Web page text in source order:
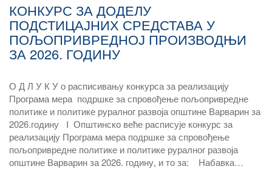
КОНКУРС ЗА ДОДЕЛУ
ПОДСТИЦАЈНИХ СРЕДСТАВА У
ПОЉОПРИВРЕДНОЈ ПРОИЗВОДЊИ
ЗА 2026. ГОДИНУ
О Д Л У К У о расписивању конкурса за реализацију
Програма мера подршке за спровођење пољопривредне
политике и политике руралног развоја општине Варварин за
2026.годину I Општинско веће расписује конкурс за
реализацију Програма мера подршке за спровођење
пољопривредне политике и политике руралног развоја
општине Варварин за 2026. годину, и то за: Набавка…